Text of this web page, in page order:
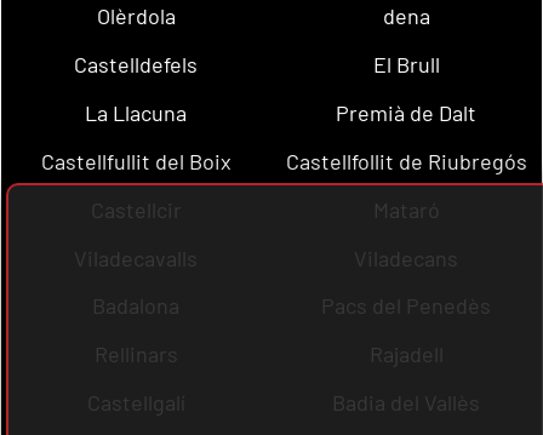
Olèrdola
dena
Castelldefels
El Brull
La Llacuna
Premià de Dalt
Castellfullit del Boix
Castellfollit de Riubregós
Castellcir
Mataró
Viladecavalls
Viladecans
Badalona
Pacs del Penedès
Rellinars
Rajadell
Castellgalí
Badia del Vallès